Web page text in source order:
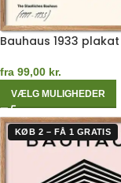
Bauhaus 1933 plakat
fra 99,00 kr.
VÆLG MULIGHEDER
KØB 2 – FÅ 1 GRATIS